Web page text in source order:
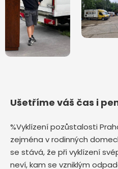
Ušetříme váš čas i
%Vyklízení pozůstalosti
zejména v rodinných
se stává, že při vyklízení
neví, kam se vzniklým